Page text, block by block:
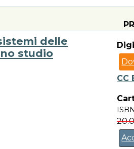
delle
studio
CC